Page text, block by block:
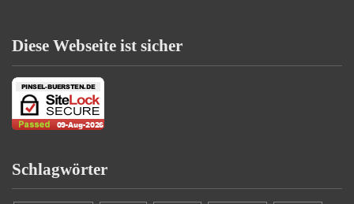
Diese Webseite ist sicher
Schlagwörter